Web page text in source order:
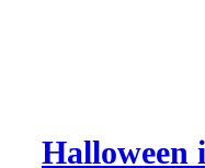
Halloween